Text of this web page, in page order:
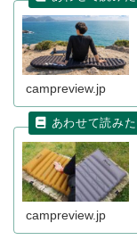
campreview.jp
campreview.jp